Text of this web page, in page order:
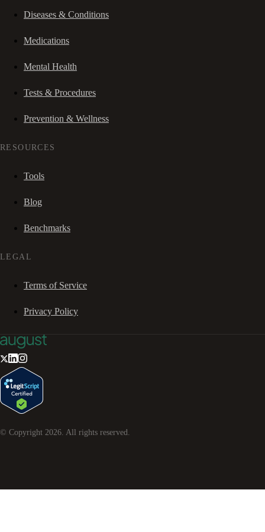
Diseases & Conditions
Medications
Mental Health
Tests & Procedures
Prevention & Wellness
RESOURCES
Tools
Blog
Benchmarks
LEGAL
Terms of Service
Privacy Policy
© Copyright 2026. All rights reserved.